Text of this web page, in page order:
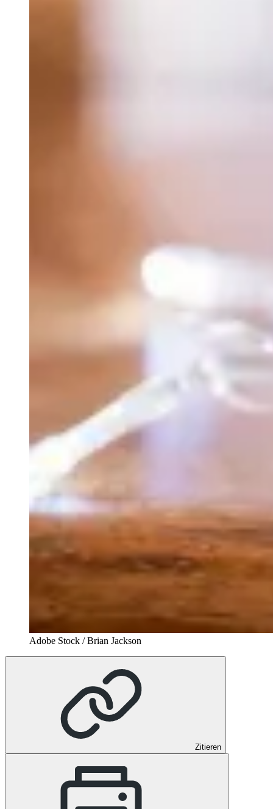
Adobe Stock / Brian Jackson
Zitieren